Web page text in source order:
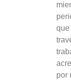
que
por